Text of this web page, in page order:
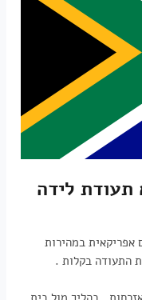
תעודת לידה
אפריקאית במהירות
התעודה בקלות .